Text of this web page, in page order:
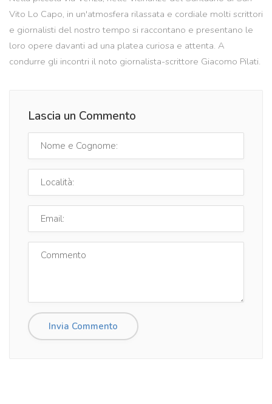
Vito Lo Capo, in un'atmosfera rilassata e cordiale molti scrittori
e giornalisti del nostro tempo si raccontano e presentano le
loro opere davanti ad una platea curiosa e attenta. A
condurre gli incontri il noto giornalista-scrittore Giacomo Pilati.
Lascia un Commento